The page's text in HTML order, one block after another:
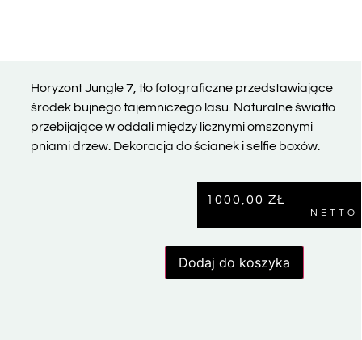
Horyzont Jungle 7, tło fotograficzne przedstawiające
środek bujnego tajemniczego lasu. Naturalne światło
przebijające w oddali między licznymi omszonymi
pniami drzew. Dekoracja do ścianek i selfie boxów.
1000,00 ZŁ
NETTO
Dodaj do koszyka